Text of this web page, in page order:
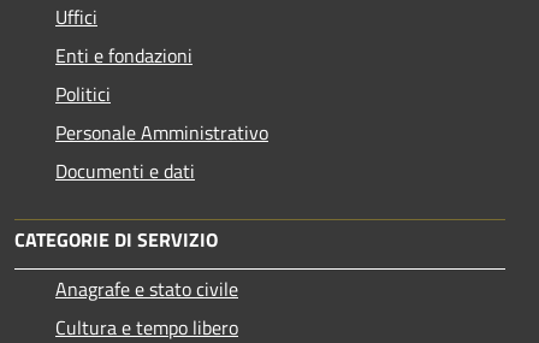
Uffici
Enti e fondazioni
Politici
Personale Amministrativo
Documenti e dati
CATEGORIE DI SERVIZIO
Anagrafe e stato civile
Cultura e tempo libero